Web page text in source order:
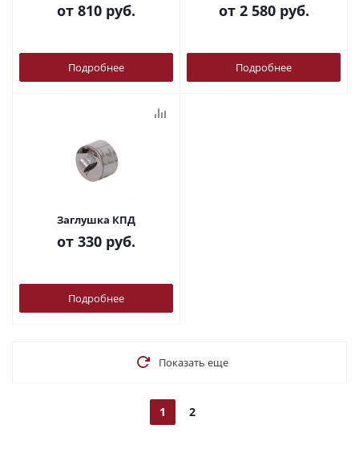
от 810 руб.
Подробнее
от 2 580 руб.
Подробнее
Заглушка КПД
от 330 руб.
Подробнее
Показать еще
1 2